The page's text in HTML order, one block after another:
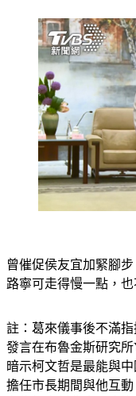
曾催促侯友宜加緊腳
路寧可走得慢一點，也
註：葛來儀事後不滿
發言在布魯金斯研究
暗示柯文哲是最能與
擔任市長期間與他互